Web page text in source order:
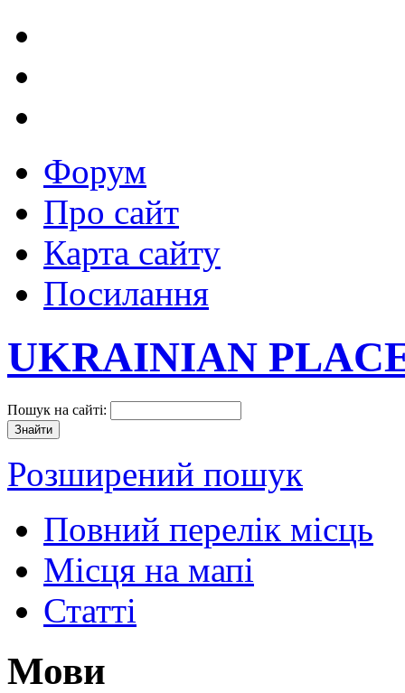
Форум
Про сайт
Карта сайту
Посилання
UKRAINIAN
Пошук на сайті:
Розширений пошук
Повний перелік місць
Місця на мапі
Статті
Мови